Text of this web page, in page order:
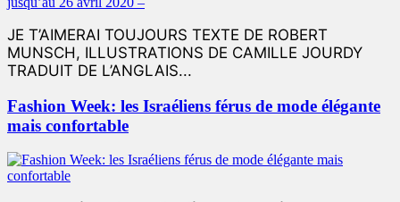
JE T’AIMERAI TOUJOURS TEXTE DE ROBERT
MUNSCH, ILLUSTRATIONS DE CAMILLE JOURDY
TRADUIT DE L’ANGLAIS...
Fashion Week: les Israéliens férus de mode élégante
mais confortable